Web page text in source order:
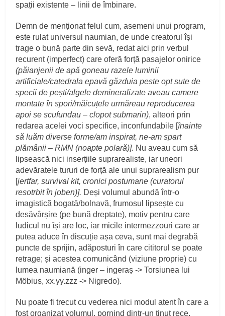
spații existente – linii de îmbinare.
Demn de menționat felul cum, asemeni unui program,
este rulat universul naumian, de unde creatorul își
trage o bună parte din sevă, redat aici prin verbul
recurent (imperfect) care oferă forță pasajelor onirice
(păianjenii de apă goneau razele luminii
artificiale/catedrala epavă găzduia peste opt sute de
specii de pești/algele demineralizate aveau camere
montate în spori/măicuțele urmăreau reproducerea
apoi se scufundau – clopot submarin), alteori prin
redarea acelei voci specifice, inconfundabile [înainte
să luăm diverse forme/am inspirat, ne-am spart
plămânii – RMN (noapte polară)]. Nu aveau cum să
lipsească nici inserțiile suprarealiste, iar uneori
adevăratele tururi de forță ale unui suprarealism pur
[jertfar, survival kit, cronici postumane (curatorul
resotrbit în joben)]. Deși volumul abundă într-o
imagistică bogată/bolnavă, frumosul lipsește cu
desăvârșire (pe bună dreptate), motiv pentru care
ludicul nu își are loc, iar micile intermezzouri care ar
putea aduce în discuție așa ceva, sunt mai degrabă
puncte de sprijin, adăposturi în care cititorul se poate
retrage; și acestea comunicând (viziune proprie) cu
lumea naumiană (inger – ingeraș -> Torsiunea lui
Möbius, xx.yy.zzz -> Nigredo).
Nu poate fi trecut cu vederea nici modul atent în care a
fost organizat volumul, pornind dintr-un ținut rece,